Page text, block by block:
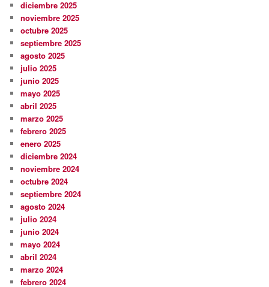
diciembre 2025
noviembre 2025
octubre 2025
septiembre 2025
agosto 2025
julio 2025
junio 2025
mayo 2025
abril 2025
marzo 2025
febrero 2025
enero 2025
diciembre 2024
noviembre 2024
octubre 2024
septiembre 2024
agosto 2024
julio 2024
junio 2024
mayo 2024
abril 2024
marzo 2024
febrero 2024